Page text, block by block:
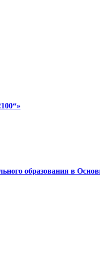
образования в